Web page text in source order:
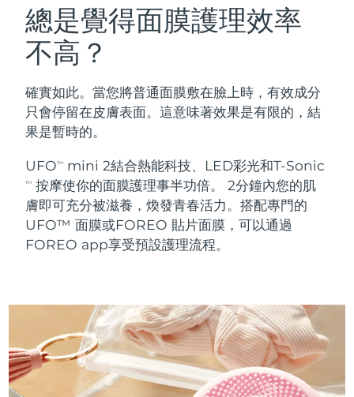
總是覺得面膜護理效率
不高？
確實如此。當您將普通面膜敷在臉上時，有效成分
只會停留在皮膚表面。這意味著效果是有限的，結
果是暫時的。
UFOTM mini 2結合熱能科技、LED彩光和T-Sonic
TM
按摩使你的面膜護理事半功倍。 2分鐘內您的肌
膚即可充分被滋養，煥發青春活力。搭配專門的
UFO™ 面膜或FOREO 貼片面膜，可以通過
FOREO app享受預設護理流程。
LUNA™ 4 套裝
LUNA™ 4 Plus
Massage, LED heating
LUNA™ 4 mini
For young skin, T-zone
BEAR™ 2 套裝
BEAR™ 2 go
Microcurrent toning on-the-go
面部提拉護理
Premium anti-aging skincare
補水保濕
UFO™ 3 套裝
Deep facial hydration
device
UFO™ 3 mini
Red light therapy device for young skin
口腔護理
issa™ 4
Hybrid silicone sonic toothbrush
Smart hybrid silicone sonic toothbrush
issa™ 4 smile
Hybrid silicone sonic toothbrush
FAQ™ 抗老護理
FAQ™ 101
Clinical anti-aging
LED 護理
FAQ™ 201
LED mask
NEW
奧地利 預計送達日期8/12/26
巴林
比利時 預計送達日期 8/12/26
百慕達 預計送達日期 8/18/26
波士尼亞與赫塞哥維納 預計送達日期8/15/26
汶萊 預計送達日期8/17/26
保加利亞 預計送達日期8/12/26
智利 預計送達日期8/16/26
中國 預計送達日期8/12/26
哥倫比亞 預計送達日期8/16/26